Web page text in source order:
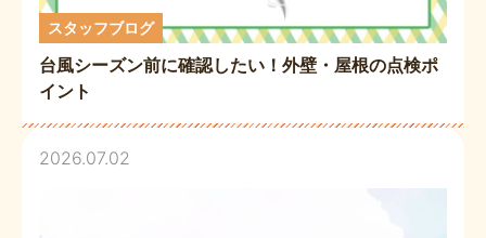
スタッフブログ
台風シーズン前に確認したい！外壁・屋根の点検ポ
イント
2026.07.02